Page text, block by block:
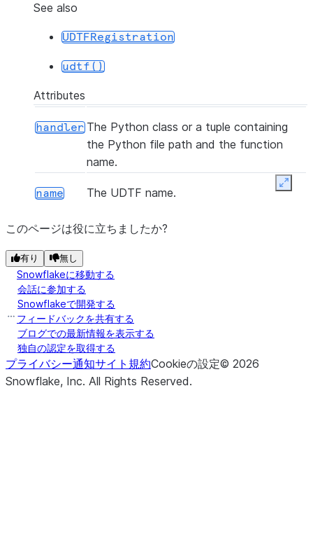
See also
UDTFRegistration
udtf()
Attributes
handler The Python class or a tuple containing
the Python file path and the function
name.
name The UDTF name.
このページは役に立ちましたか?
有り 無し
Snowflakeに移動する
会話に参加する
Snowflakeで開発する
フィードバックを共有する
ブログでの最新情報を表示する
独自の認定を取得する
プライバシー通知サイト規約Cookieの設定© 2026
Snowflake, Inc. All Rights Reserved.